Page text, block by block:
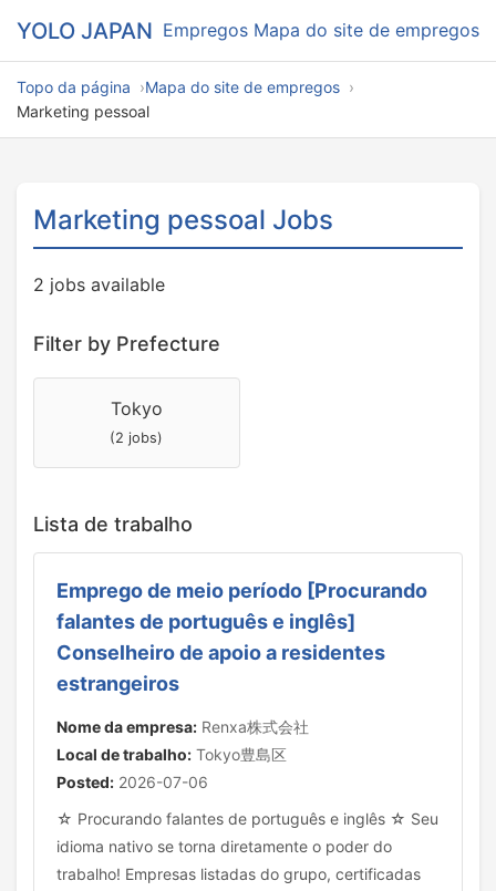
YOLO JAPAN Empregos Mapa do site de empregos
Topo da página
Mapa do site de empregos
Marketing pessoal
Marketing pessoal Jobs
2 jobs available
Filter by Prefecture
Tokyo
(2 jobs)
Lista de trabalho
Emprego de meio período [Procurando
falantes de português e inglês]
Conselheiro de apoio a residentes
estrangeiros
Nome da empresa: Renxa株式会社
Local de trabalho: Tokyo豊島区
Posted: 2026-07-06
☆ Procurando falantes de português e inglês ☆ Seu
idioma nativo se torna diretamente o poder do
trabalho! Empresas listadas do grupo, certificadas